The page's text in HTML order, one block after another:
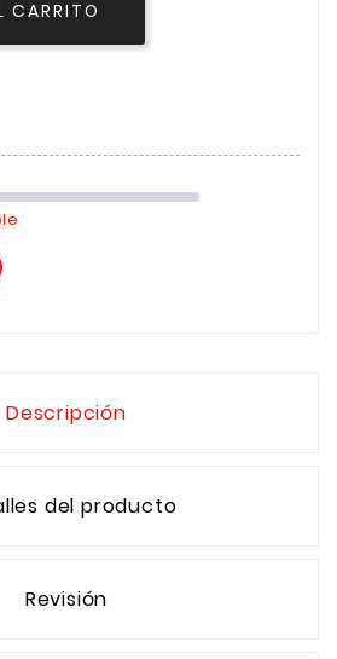
CARRITO
Descripción
del producto
Revisión